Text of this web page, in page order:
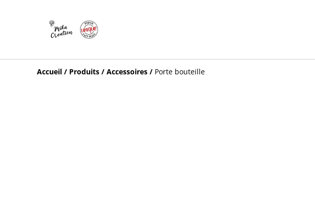
Accueil / Produits / Accessoires / Porte bouteille